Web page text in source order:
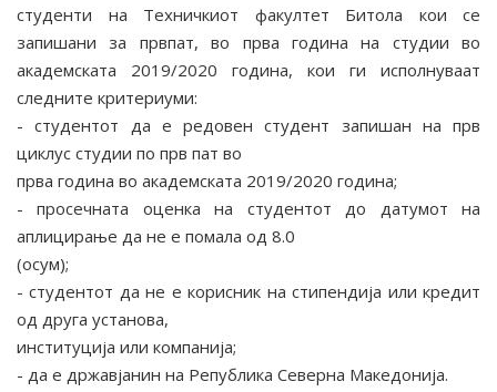
студенти на Техничкиот факултет Битола кои се
запишани за првпат, во прва година на студии во
академската 2019/2020 година, кои ги исполнуваат
следните критериуми:
- студентот да е редовен студент запишан на прв
циклус студии по прв пат во
прва година во академската 2019/2020 година;
- просечната оценка на студентот до датумот на
аплицирање да не е помала од 8.0
(осум);
- студентот да не е корисник на стипендија или кредит
од друга установа,
институција или компанија;
- да е државјанин на Република Северна Македонија.